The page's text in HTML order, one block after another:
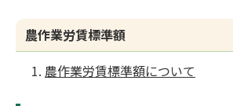
農作業労賃標準額
農作業労賃標準額について